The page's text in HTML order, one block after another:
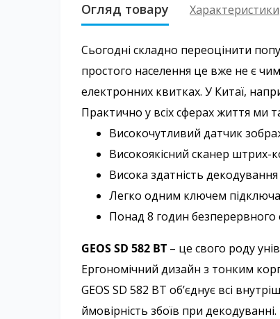
Огляд товару Характеристики
Сьогодні складно переоцінити
простого населення це вже не є
електронних квитках. У Китаї,
Практично у всіх сферах життя ми
Високочутливий датчик
Високоякісний сканер штрих-
Висока здатність
Легко одним ключем
Понад 8 годин безперервного
GEOS SD 582 BT – це свого роду
Ергономічний дизайн з тонким
GEOS SD 582 BT об’єднує всі
ймовірність збоїв при декодуванні.